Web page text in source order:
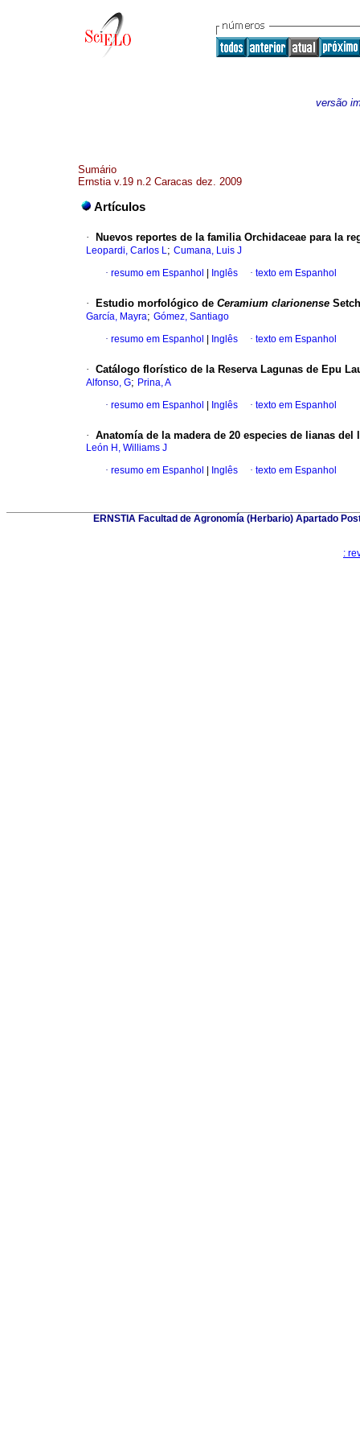
versão
Sumário
Ernstia v.19 n.2 Caracas dez. 2009
Artículos
· Nuevos reportes de la familia Orchidaceae para la
Leopardi, Carlos L; Cumana, Luis J
· resumo em Espanhol Inglês · texto em Espanhol
· Estudio morfológico de Ceramium clarionense
García, Mayra; Gómez, Santiago
· resumo em Espanhol Inglês · texto em Espanhol
· Catálogo florístico de la Reserva Lagunas de Epu
Alfonso, G; Prina, A
· resumo em Espanhol Inglês · texto em Espanhol
· Anatomía de la madera de 20 especies de lianas del
León H, Williams J
· resumo em Espanhol Inglês · texto em Espanhol
ERNSTIA Facultad de Agronomía (Herbario) Apartado
: